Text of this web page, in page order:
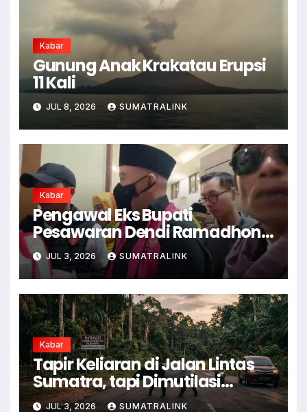
Kabar
Gunung Anak Krakatau Erupsi
11 Kali
JUL 8, 2026 SUMATRALINK
Kabar
Pengawal Eks Bupati
Pesawaran Dendi Ramadhona
Pukul Kamera Wartawan
JUL 3, 2026 SUMATRALINK
Kabar
Tapir Keliaran di Jalan Lintas
Sumatra, tapi Dimutilasi
Warga
JUL 3, 2026 SUMATRALINK